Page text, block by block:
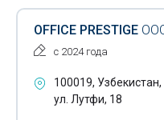
OFFICE PRESTIGE
с 2024 года
100019,
ул. Лутфи, 18